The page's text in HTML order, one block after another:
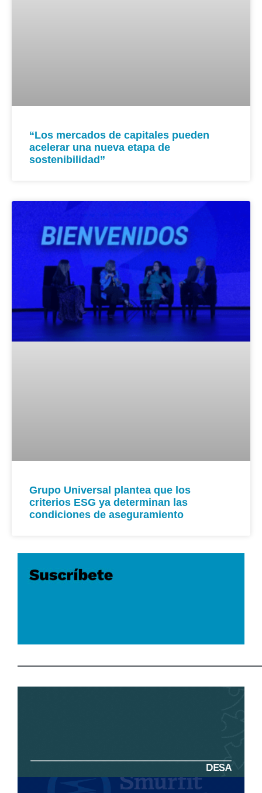
“Los mercados de capitales pueden
acelerar una nueva etapa de
sostenibilidad”
Grupo Universal plantea que los
criterios ESG ya determinan las
condiciones de aseguramiento